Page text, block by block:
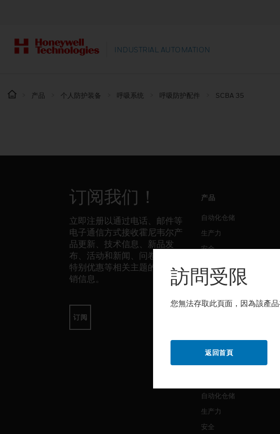
INDUSTRIAL AUTOMATION
产品 个人防护装备 呼吸系统 呼吸防护配件 SCBA 35
订阅我们！
立即注册以通过电话、邮件等
电子通信方式接收霍尼韦尔产
品更新、技术信息、新品发
布、活动和新闻、问卷调查、
特别优惠等相关主题的独家营
销信息。
订阅
产品
自动化仓储
生产力
安全
自动化仓储
生产力
安全
訪問受限
您無法存取此頁面，因為該產
返回首頁